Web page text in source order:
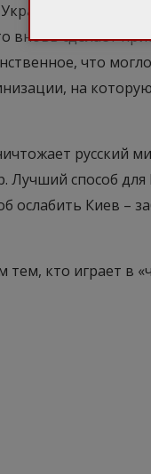
в
вновь сделает
что
на
русский
Лучший способ
ослабить Киев –
кто играет в